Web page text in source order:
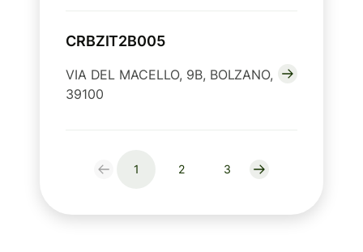
CRBZIT2B005
VIA DEL MACELLO, 9B, BOLZANO,
39100
1 2 3